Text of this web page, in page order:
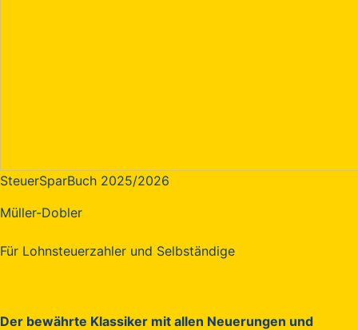
SteuerSparBuch 2025/2026
Müller-Dobler
Für Lohnsteuerzahler und Selbständige
Der bewährte Klassiker mit allen Neuerungen und